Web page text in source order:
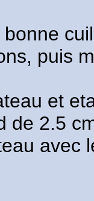
puis
et
de 2.5
avec